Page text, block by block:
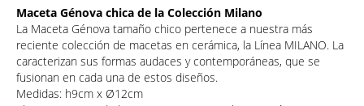
Maceta Génova chica de la Colección Milano
La Maceta Génova tamaño chico pertenece a nuestra más
reciente colección de macetas en cerámica, la Línea MILANO. La
caracterizan sus formas audaces y contemporáneas, que se
fusionan en cada una de estos diseños.
Medidas: h9cm x Ø12cm